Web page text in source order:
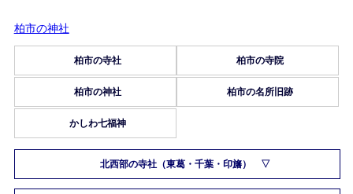
柏市の神社
柏市の寺社 柏市の寺院
柏市の神社 柏市の名所旧跡
かしわ七福神
北西部の寺社（東葛・千葉・印旛）